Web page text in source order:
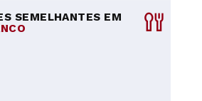
SEMELHANTES EM